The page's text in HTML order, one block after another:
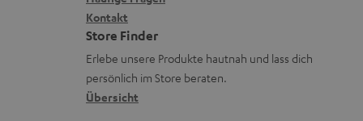
G
a
r
a
n
R
ü
c
k
i
k
o
n
t
d
a
t
Kontakt
Store Finder
Erlebe unsere Produkte hautnah und lass dich
persönlich im Store beraten.
Übersicht